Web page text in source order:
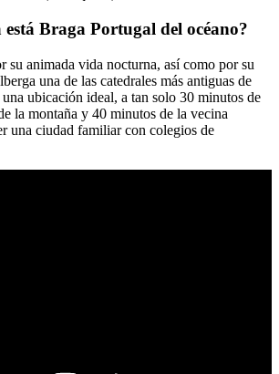
Braga Portugal del océano?
su animada vida nocturna, así como por su
una de las catedrales más antiguas de
ubicación ideal, a tan solo 30 minutos de
la montaña y 40 minutos de la vecina
una ciudad familiar con colegios de